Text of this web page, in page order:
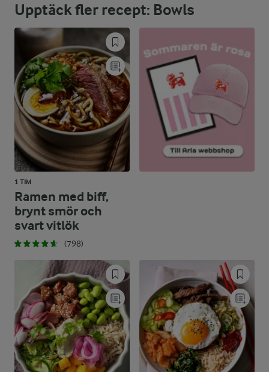
Fett:
52,2 %
65,8 g
Kolhydrater:
30,9 %
85 g
Upptäck fler recept: Bowls
1 TIM
Ramen med biff,
brynt smör och
svart vitlök
(798)